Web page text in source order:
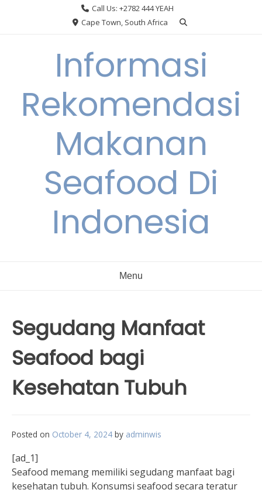
Call Us: +2782 444 YEAH
Cape Town, South Africa
Informasi
Rekomendasi
Makanan
Seafood Di
Indonesia
Menu
Segudang Manfaat
Seafood bagi
Kesehatan Tubuh
Posted on October 4, 2024 by adminwis
[ad_1]
Seafood memang memiliki segudang manfaat bagi
kesehatan tubuh. Konsumsi seafood secara teratur